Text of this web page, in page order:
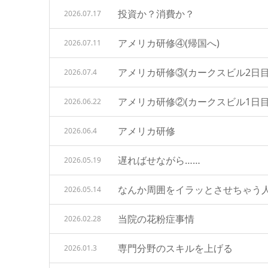
投資か？消費か？
2026.07.17
アメリカ研修④(帰国へ)
2026.07.11
アメリカ研修③(カークスビル2日
2026.07.4
アメリカ研修②(カークスビル1日
2026.06.22
アメリカ研修
2026.06.4
遅ればせながら……
2026.05.19
なんか周囲をイラッとさせちゃう
2026.05.14
当院の花粉症事情
2026.02.28
専門分野のスキルを上げる
2026.01.3